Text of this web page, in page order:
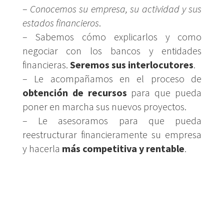
– Conocemos su empresa, su actividad y sus
estados financieros.
– Sabemos cómo explicarlos y como
negociar con los bancos y entidades
financieras. Seremos sus interlocutores.
– Le acompañamos en el proceso de
obtención de recursos para que pueda
poner en marcha sus nuevos proyectos.
– Le asesoramos para que pueda
reestructurar financieramente su empresa
y hacerla más competitiva y rentable.